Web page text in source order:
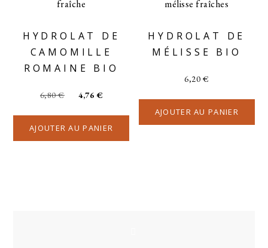
HYDROLAT DE
CAMOMILLE
ROMAINE BIO
6,80€ 4,76 €
AJOUTER AU PANIER
HYDROLAT DE
MÉLISSE BIO
6,20€
AJOUTER AU PANIER